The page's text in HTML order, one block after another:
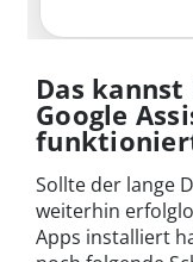
Das
Google
Sollte der lange
weiterhin
Apps installiert